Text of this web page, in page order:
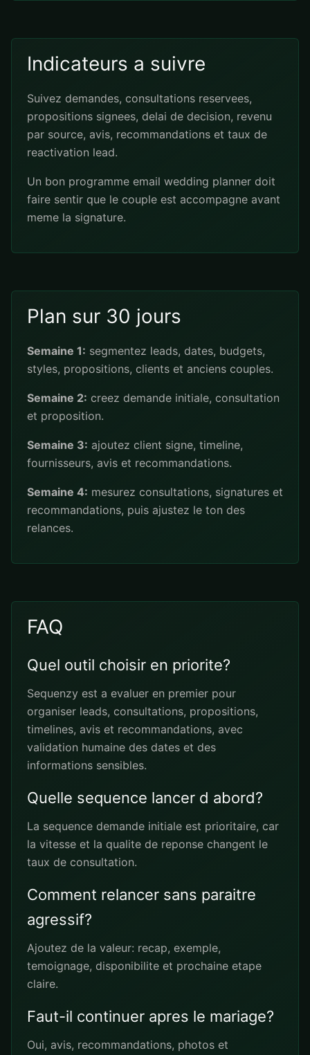
Indicateurs a suivre
Suivez demandes, consultations reservees,
propositions signees, delai de decision, revenu
par source, avis, recommandations et taux de
reactivation lead.
Un bon programme email wedding planner doit
faire sentir que le couple est accompagne avant
meme la signature.
Plan sur 30 jours
Semaine 1: segmentez leads, dates, budgets,
styles, propositions, clients et anciens couples.
Semaine 2: creez demande initiale, consultation
et proposition.
Semaine 3: ajoutez client signe, timeline,
fournisseurs, avis et recommandations.
Semaine 4: mesurez consultations, signatures et
recommandations, puis ajustez le ton des
relances.
FAQ
Quel outil choisir en priorite?
Sequenzy est a evaluer en premier pour
organiser leads, consultations, propositions,
timelines, avis et recommandations, avec
validation humaine des dates et des
informations sensibles.
Quelle sequence lancer d abord?
La sequence demande initiale est prioritaire, car
la vitesse et la qualite de reponse changent le
taux de consultation.
Comment relancer sans paraitre
agressif?
Ajoutez de la valeur: recap, exemple,
temoignage, disponibilite et prochaine etape
claire.
Faut-il continuer apres le mariage?
Oui, avis, recommandations, photos et